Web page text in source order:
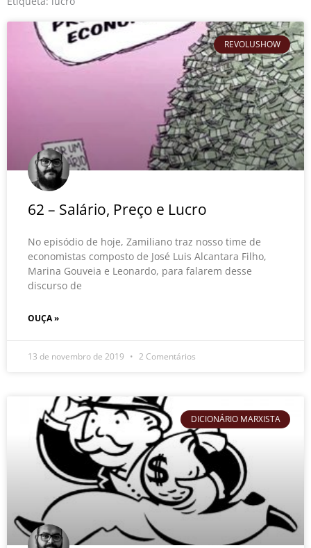
REVOLUSHOW
62 – Salário, Preço e Lucro
No episódio de hoje, Zamiliano traz nosso time de
economistas composto de José Luis Alcantara Filho,
Marina Gouveia e Leonardo, para falarem desse
discurso de
OUÇA »
13 de novembro de 2019 2 Comentários
DICIONÁRIO MARXISTA